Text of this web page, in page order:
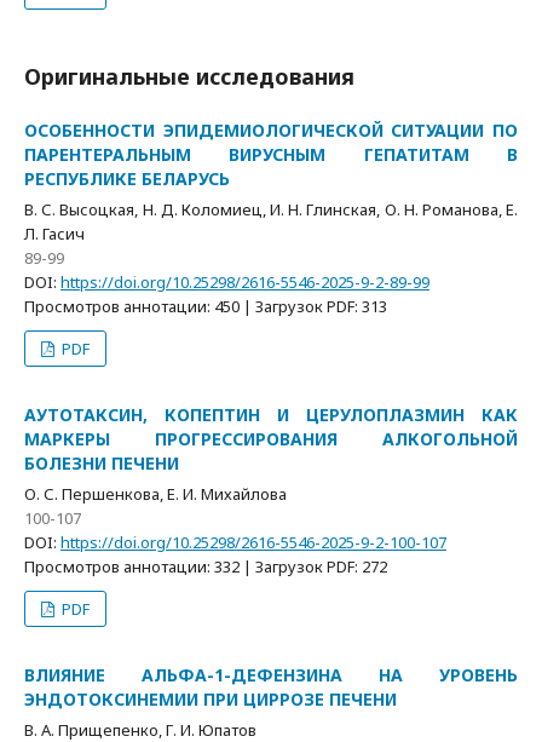
Оригинальные исследования
ОСОБЕННОСТИ ЭПИДЕМИОЛОГИЧЕСКОЙ СИТУАЦИИ ПО
ПАРЕНТЕРАЛЬНЫМ ВИРУСНЫМ ГЕПАТИТАМ В
РЕСПУБЛИКЕ БЕЛАРУСЬ
В. С. Высоцкая, Н. Д. Коломиец, И. Н. Глинская, О. Н. Романова, Е.
Л. Гасич
89-99
DOI: https://doi.org/10.25298/2616-5546-2025-9-2-89-99
Просмотров аннотации: 450 | Загрузок PDF: 313
PDF
АУТОТАКСИН, КОПЕПТИН И ЦЕРУЛОПЛАЗМИН КАК
МАРКЕРЫ ПРОГРЕССИРОВАНИЯ АЛКОГОЛЬНОЙ
БОЛЕЗНИ ПЕЧЕНИ
О. С. Першенкова, Е. И. Михайлова
100-107
DOI: https://doi.org/10.25298/2616-5546-2025-9-2-100-107
Просмотров аннотации: 332 | Загрузок PDF: 272
PDF
ВЛИЯНИЕ АЛЬФА-1-ДЕФЕНЗИНА НА УРОВЕНЬ
ЭНДОТОКСИНЕМИИ ПРИ ЦИРРОЗЕ ПЕЧЕНИ
В. А. Прищепенко, Г. И. Юпатов